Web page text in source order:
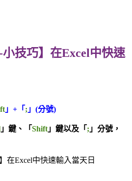
」+「 ; 」 (分號)
」鍵、「Shift 」鍵以及「 ; 」分號，